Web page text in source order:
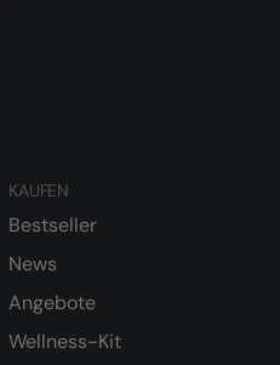
KAUFEN
Bestseller
News
Angebote
Wellness-Kit